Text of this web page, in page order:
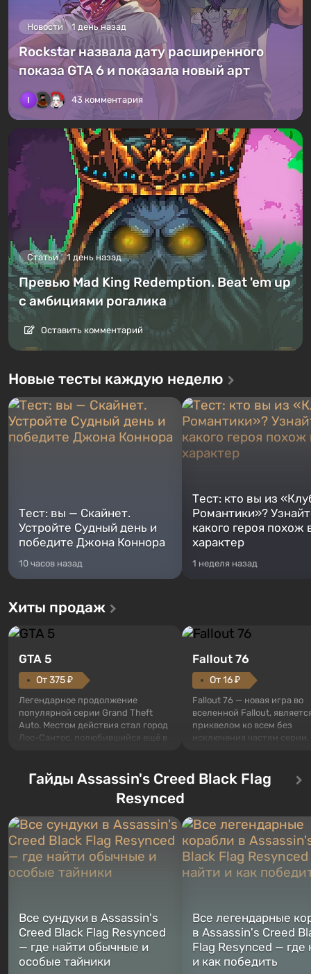
Новости 1 день назад
Rockstar назвала дату расширенного
показа GTA 6 и показала новый арт
43 комментария
Статьи 1 день назад
Превью Mad King Redemption. Beat 'em up
с амбициями рогалика
Оставить комментарий
Новые тесты каждую неделю
Тест: вы — Скайнет.
Устройте Судный день и
победите Джона Коннора
10 часов назад
Тест: кто вы из
Романтики»?
какого героя похож
характер
1 неделя назад
Хиты продаж
GTA 5
От 375 ₽
Легендарное продолжение
популярной серии Grand Theft
Auto. Местом действия стал город
Лос-Сантос, полюбившийся ещё в
сразу трех персонажей: Майкла,
Тревора и Франклина, между
Жанр и...
Fallout 76
От 16 ₽
Fallout 76 — новая игра во
вселенной Fallout,
приквелом ко всем без
исключения частям серии.
Оно же, по задумке
Vault-Tec, должно
Место действия Fallout...
Гайды Assassin's Creed Black Flag
Resynced
Все сундуки в Assassin's
Creed Black Flag Resynced
— где найти обычные и
особые тайники
Все легендарные
в Assassin's Creed
Flag Resynced — где
и как победить